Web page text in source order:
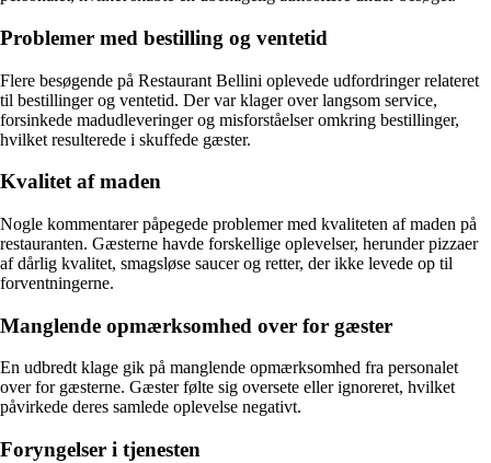
Problemer med bestilling og ventetid
Flere besøgende på Restaurant Bellini oplevede udfordringer relateret
til bestillinger og ventetid. Der var klager over langsom service,
forsinkede madudleveringer og misforståelser omkring bestillinger,
hvilket resulterede i skuffede gæster.
Kvalitet af maden
Nogle kommentarer påpegede problemer med kvaliteten af maden på
restauranten. Gæsterne havde forskellige oplevelser, herunder pizzaer
af dårlig kvalitet, smagsløse saucer og retter, der ikke levede op til
forventningerne.
Manglende opmærksomhed over for gæster
En udbredt klage gik på manglende opmærksomhed fra personalet
over for gæsterne. Gæster følte sig oversete eller ignoreret, hvilket
påvirkede deres samlede oplevelse negativt.
Foryngelser i tjenesten